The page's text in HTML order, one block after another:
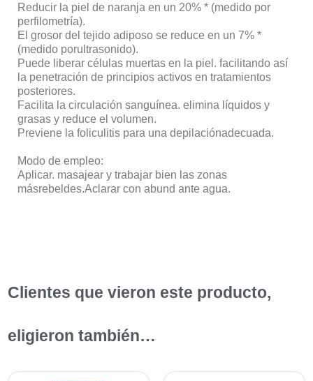
Reducir la piel de naranja en un 20% * (medido por
perfilometría).
El grosor del tejido adiposo se reduce en un 7% *
(medido porultrasonido).
Puede liberar células muertas en la piel. facilitando así
la penetración de principios activos en tratamientos
posteriores.
Facilita la circulación sanguínea. elimina líquidos y
grasas y reduce el volumen.
Previene la foliculitis para una depilaciónadecuada.
Modo de empleo:
Aplicar. masajear y trabajar bien las zonas
másrebeldes.Aclarar con abund ante agua.
Clientes que vieron este producto,
eligieron también…